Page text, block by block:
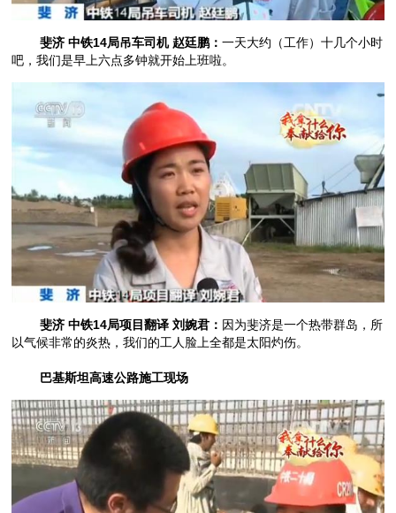
斐济 中铁14局吊车司机 赵廷鹏：一天大约（工作）十几个小时
吧，我们是早上六点多钟就开始上班啦。
斐济 中铁14局项目翻译 刘婉君： 因为斐济是一个热带群岛，所
以气候非常的炎热，我们的工人脸上全都是太阳灼伤。
巴基斯坦高速公路施工现场